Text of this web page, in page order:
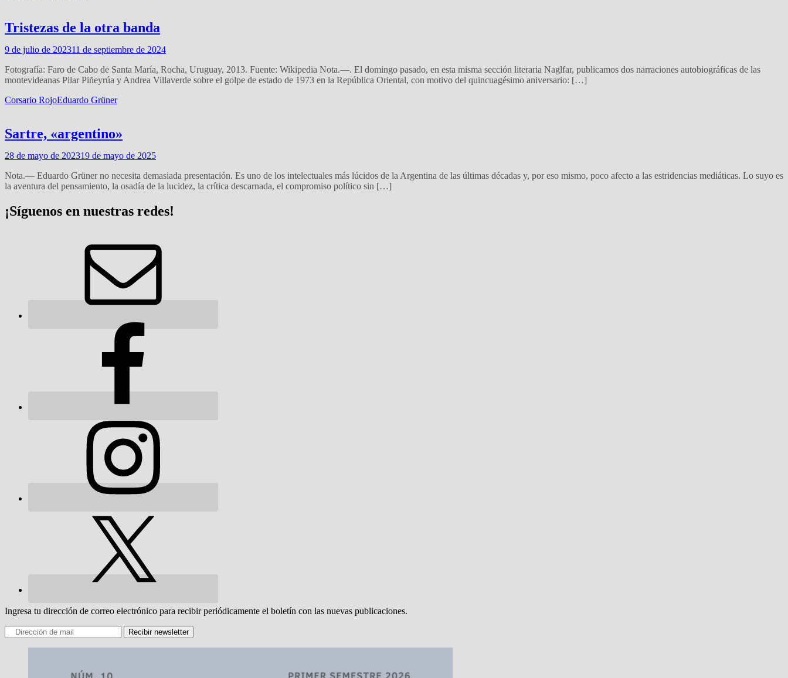
Tristezas de la otra banda
9 de julio de 202311 de septiembre de 2024
Fotografía: Faro de Cabo de Santa María, Rocha, Uruguay, 2013. Fuente: Wikipedia Nota.—. El domingo pasado, en esta misma sección literaria Naglfar, publicamos dos narraciones autobiográficas de las
montevideanas Pilar Piñeyrúa y Andrea Villaverde sobre el golpe de estado de 1973 en la República Oriental, con motivo del quincuagésimo aniversario: […]
Corsario RojoEduardo Grüner
Sartre, «argentino»
28 de mayo de 202319 de mayo de 2025
Nota.— Eduardo Grüner no necesita demasiada presentación. Es uno de los intelectuales más lúcidos de la Argentina de las últimas décadas y, por eso mismo, poco afecto a las estridencias mediáticas. Lo suyo es
la aventura del pensamiento, la osadía de la lucidez, la crítica descarnada, el compromiso político sin […]
¡Síguenos en nuestras redes!
Ingresa tu dirección de correo electrónico para recibir periódicamente el boletín con las nuevas publicaciones.
Recibir newsletter